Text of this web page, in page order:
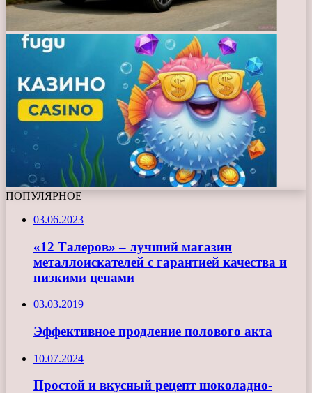
ПОПУЛЯРНОЕ
03.06.2023
«12 Талеров» – лучший магазин
металлоискателей с гарантией качества и
низкими ценами
03.03.2019
Эффективное продление полового акта
10.07.2024
Простой и вкусный рецепт шоколадно-